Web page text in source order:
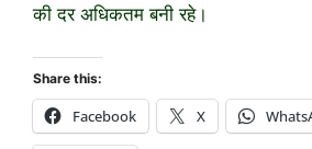
की दर अधिकतम बनी रहे।
Share this:
Facebook X